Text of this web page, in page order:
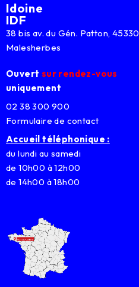
Idoine
IDF
38 bis av. du Gén. Patton, 45330
Malesherbes
Ouvert sur rendez-vous
uniquement
02 38 300 900
Formulaire de contact
Accueil téléphonique :
du lundi au samedi
de 10h00 à 12h00
de 14h00 à 18h00